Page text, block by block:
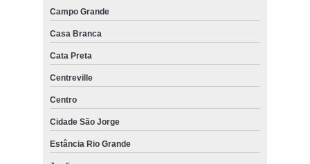
Campo Grande
Casa Branca
Cata Preta
Centreville
Centro
Cidade São Jorge
Estância Rio Grande